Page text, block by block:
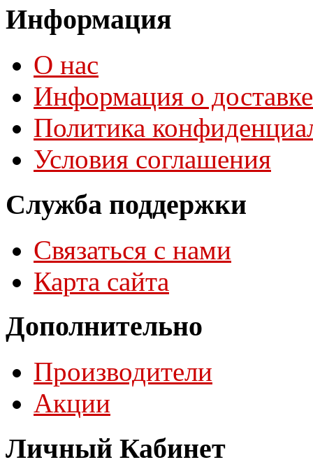
Информация
О нас
Информация о доставке
Политика
Условия соглашения
Служба поддержки
Связаться с нами
Карта сайта
Дополнительно
Производители
Акции
Личный Кабинет